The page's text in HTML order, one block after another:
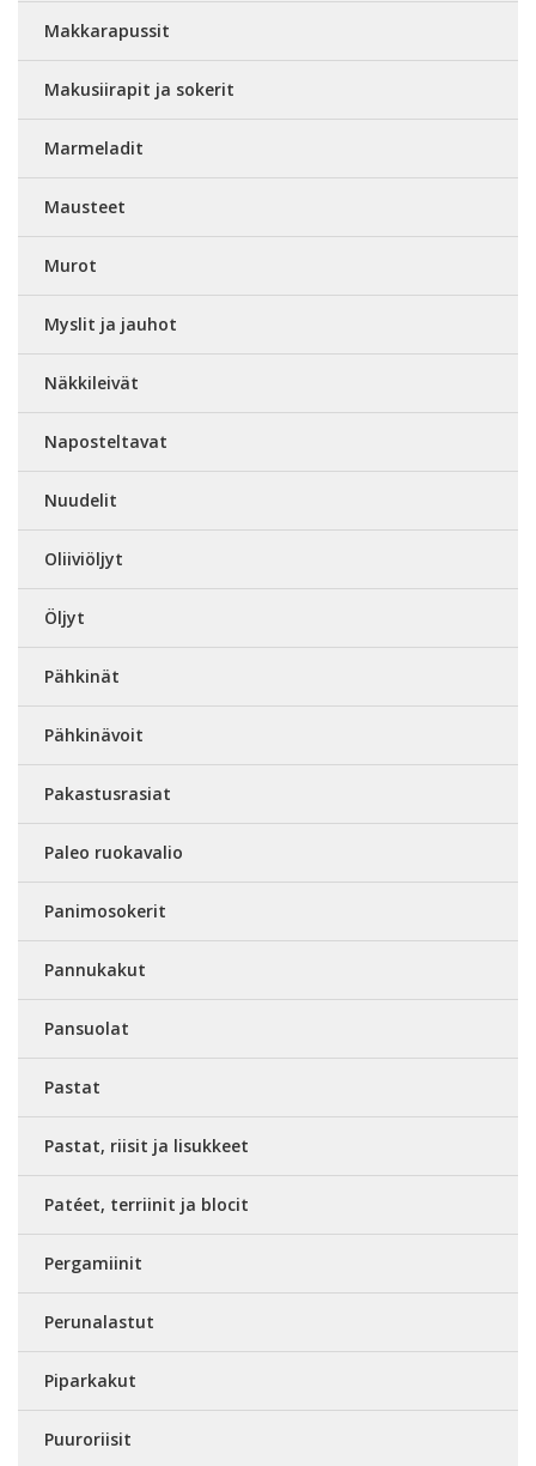
Makkarapussit
Makusiirapit ja sokerit
Marmeladit
Mausteet
Murot
Myslit ja jauhot
Näkkileivät
Naposteltavat
Nuudelit
Oliiviöljyt
Öljyt
Pähkinät
Pähkinävoit
Pakastusrasiat
Paleo ruokavalio
Panimosokerit
Pannukakut
Pansuolat
Pastat
Pastat, riisit ja lisukkeet
Patéet, terriinit ja blocit
Pergamiinit
Perunalastut
Piparkakut
Puuroriisit